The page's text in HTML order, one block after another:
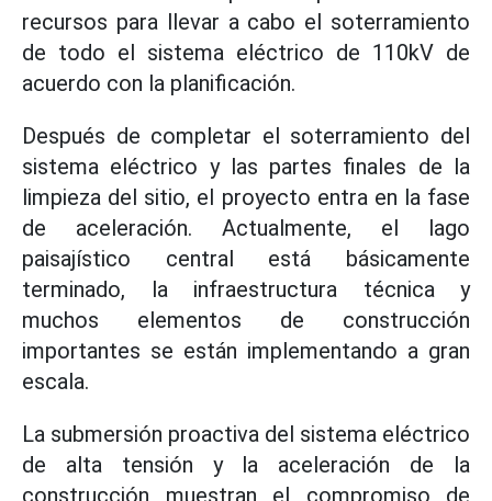
recursos para llevar a cabo el soterramiento
de todo el sistema eléctrico de 110kV de
acuerdo con la planificación.
Después de completar el soterramiento del
sistema eléctrico y las partes finales de la
limpieza del sitio, el proyecto entra en la fase
de aceleración. Actualmente, el lago
paisajístico central está básicamente
terminado, la infraestructura técnica y
muchos elementos de construcción
importantes se están implementando a gran
escala.
La submersión proactiva del sistema eléctrico
de alta tensión y la aceleración de la
construcción muestran el compromiso de